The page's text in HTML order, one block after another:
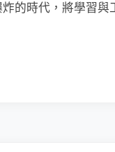
的時代，將學習與